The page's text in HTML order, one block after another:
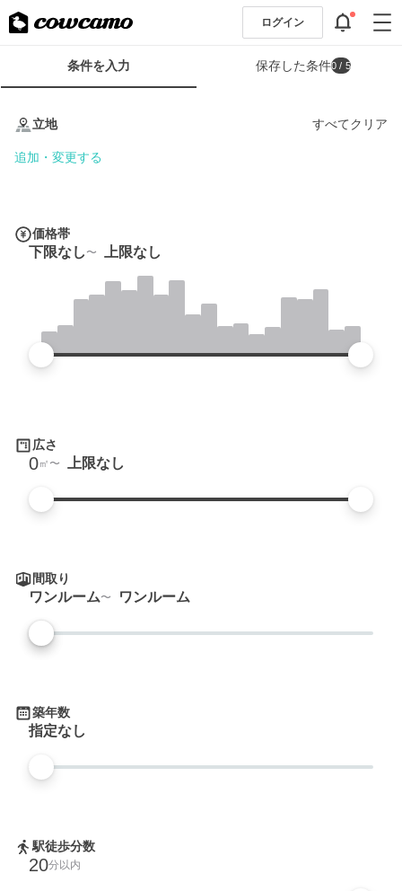
ログイン
条
条件を入力 保存した条件0 / 5
立地 すべてクリア
追加・変更する
価格帯
下限なし 上限なし
広さ
0㎡ 上限なし
間取り
ワンルーム ワンルーム
築年数
指定なし
駅徒歩分数
20分以内